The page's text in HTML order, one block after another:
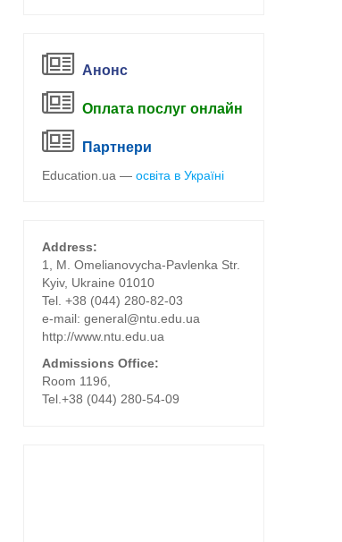
Анонс
Оплата послуг онлайн
Партнери
Education.ua — освіта в Україні
Address:
1, M. Omelianovycha-Pavlenka Str.
Kyiv, Ukraine 01010
Tel. +38 (044) 280-82-03
е-mail: general@ntu.edu.ua
http://www.ntu.edu.ua
Admissions Office:
Room 119б,
Tel.+38 (044) 280-54-09